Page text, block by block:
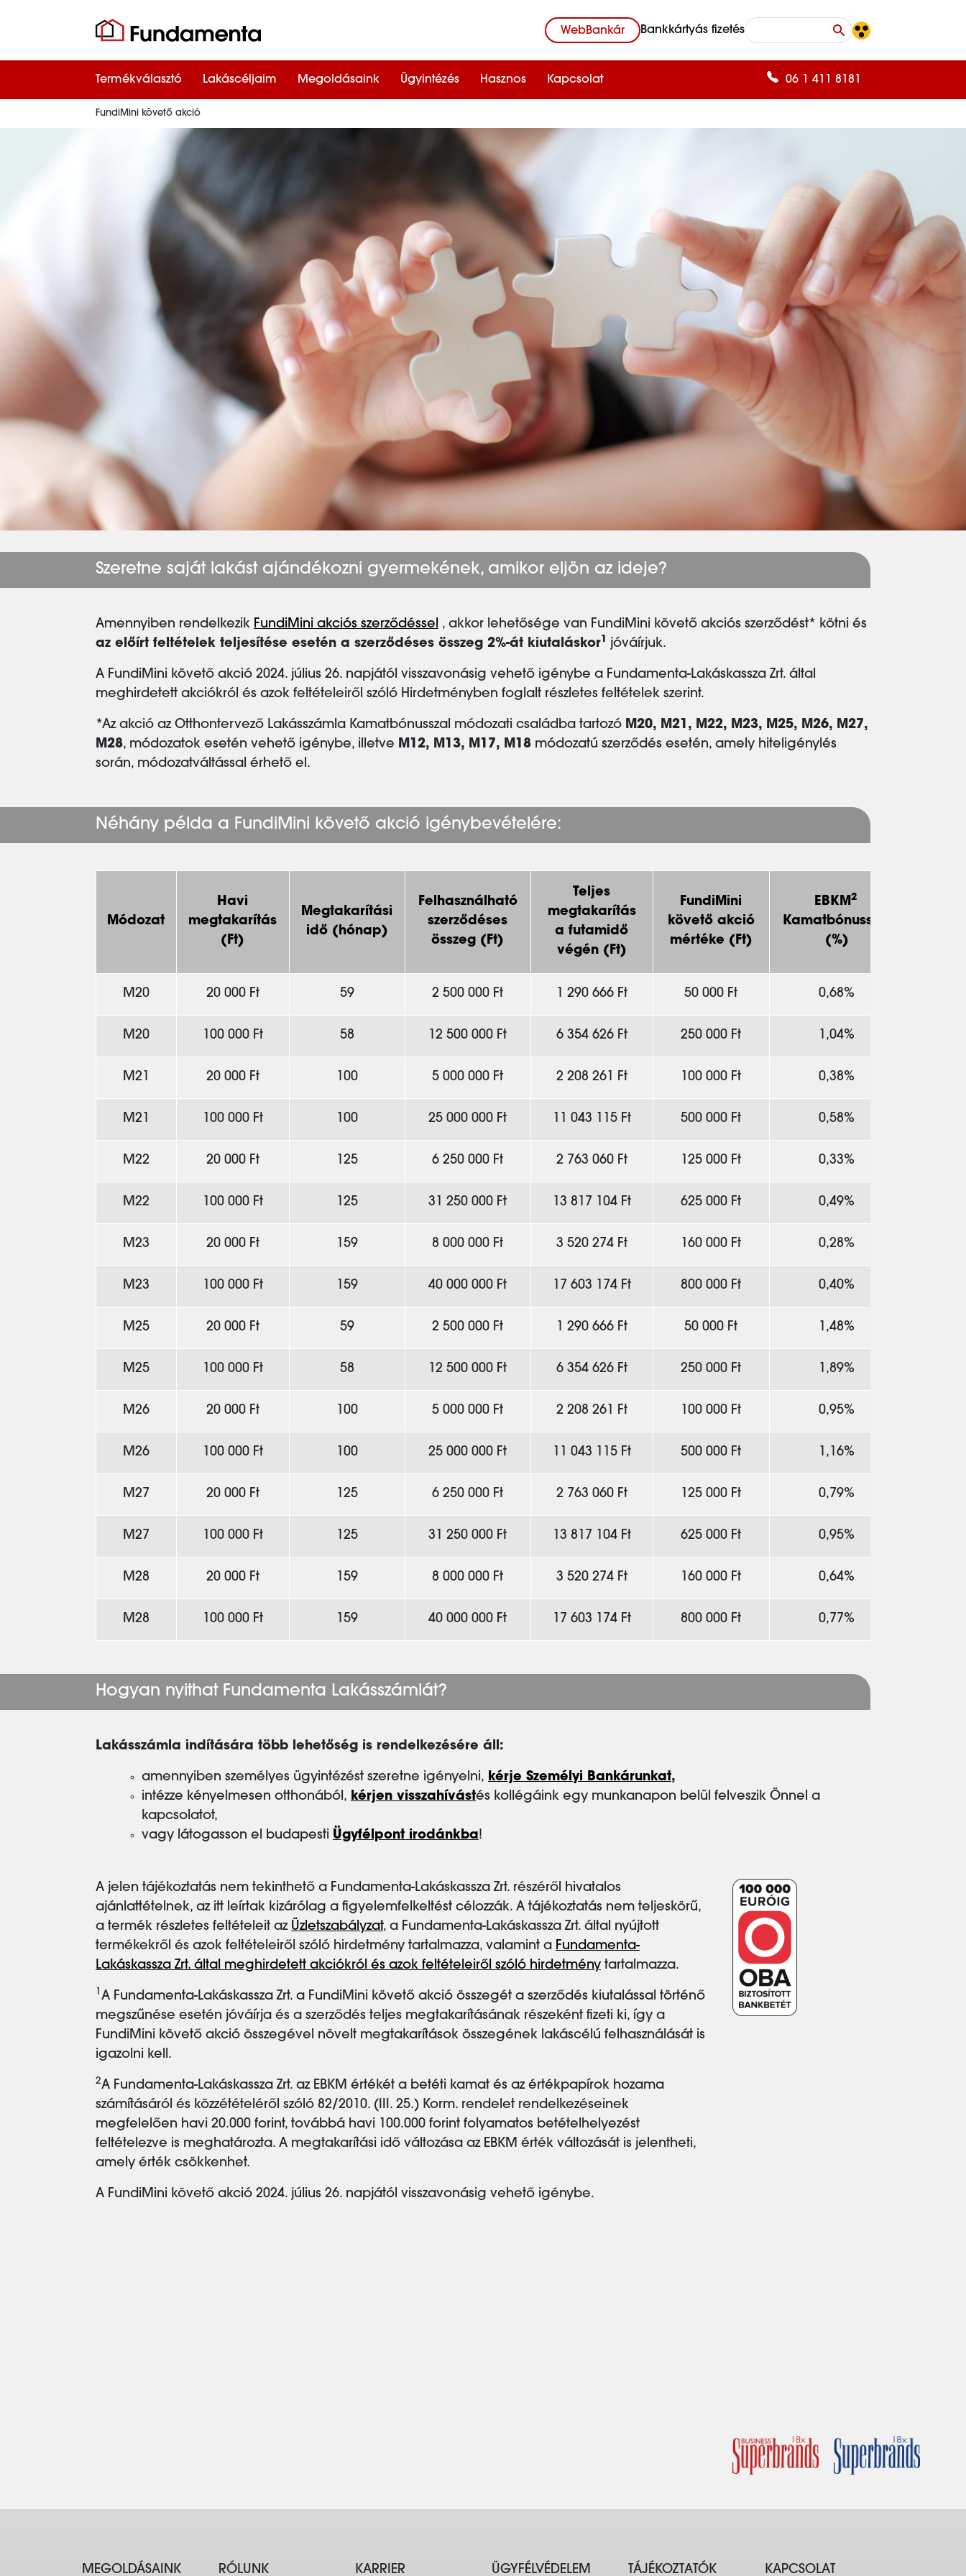
WebBankár Bankkártyás fizetés
Termékválasztó Lakáscéljaim Megoldásaink Ügyintézés Hasznos Kapcsolat 06 1 411 8181
FundiMini követő akció
Szeretne saját lakást ajándékozni gyermekének, amikor eljön az ideje?
Amennyiben rendelkezik FundiMini akciós szerződéssel , akkor lehetősége van FundiMini követő akciós szerződést* kötni és
az előírt feltételek teljesítése esetén a szerződéses összeg 2%-át kiutaláskor1 jóváírjuk.
A FundiMini követő akció 2024. július 26. napjától visszavonásig vehető igénybe a Fundamenta-Lakáskassza Zrt. által
meghirdetett akciókról és azok feltételeiről szóló Hirdetményben foglalt részletes feltételek szerint.
*Az akció az Otthontervező Lakásszámla Kamatbónusszal módozati családba tartozó M20, M21, M22, M23, M25, M26, M27,
M28, módozatok esetén vehető igénybe, illetve M12, M13, M17, M18módozatú szerződés esetén, amely hiteligénylés
során, módozatváltással érhető el.
Néhány példa a FundiMini követő akció igénybevételére:
Módozat
Havi
megtakarítás
(Ft)
Megtakarítási
idő (hónap)
Felhasználható
szerződéses
összeg (Ft)
Teljes
megtakarítás
a futamidő
végén (Ft)
FundiMini
követő akció
mértéke (Ft)
EBKM2
Kamatbónusszal
(%)
M20 20 000 Ft 59 2 500 000 Ft 1 290 666 Ft 50 000 Ft 0,68%
M20 100 000 Ft 58 12 500 000 Ft 6 354 626 Ft 250 000 Ft 1,04%
M21 20 000 Ft 100 5 000 000 Ft 2 208 261 Ft 100 000 Ft 0,38%
M21 100 000 Ft 100 25 000 000 Ft 11 043 115 Ft 500 000 Ft 0,58%
M22 20 000 Ft 125 6 250 000 Ft 2 763 060 Ft 125 000 Ft 0,33%
M22 100 000 Ft 125 31 250 000 Ft 13 817 104 Ft 625 000 Ft 0,49%
M23 20 000 Ft 159 8 000 000 Ft 3 520 274 Ft 160 000 Ft 0,28%
M23 100 000 Ft 159 40 000 000 Ft 17 603 174 Ft 800 000 Ft 0,40%
M25 20 000 Ft 59 2 500 000 Ft 1 290 666 Ft 50 000 Ft 1,48%
M25 100 000 Ft 58 12 500 000 Ft 6 354 626 Ft 250 000 Ft 1,89%
M26 20 000 Ft 100 5 000 000 Ft 2 208 261 Ft 100 000 Ft 0,95%
M26 100 000 Ft 100 25 000 000 Ft 11 043 115 Ft 500 000 Ft 1,16%
M27 20 000 Ft 125 6 250 000 Ft 2 763 060 Ft 125 000 Ft 0,79%
M27 100 000 Ft 125 31 250 000 Ft 13 817 104 Ft 625 000 Ft 0,95%
M28 20 000 Ft 159 8 000 000 Ft 3 520 274 Ft 160 000 Ft 0,64%
M28 100 000 Ft 159 40 000 000 Ft 17 603 174 Ft 800 000 Ft 0,77%
Hogyan nyithat Fundamenta Lakásszámlát?
Lakásszámla indítására több lehetőség is rendelkezésére áll:
amennyiben személyes ügyintézést szeretne igényelni, kérje Személyi Bankárunkat,
intézze kényelmesen otthonából, kérjen visszahívástés kollégáink egy munkanapon belül felveszik Önnel a
kapcsolatot,
vagy látogasson el budapesti Ügyfélpont irodánkba!
A jelen tájékoztatás nem tekinthető a Fundamenta-Lakáskassza Zrt. részéről hivatalos
ajánlattételnek, az itt leírtak kizárólag a figyelemfelkeltést célozzák. A tájékoztatás nem teljeskörű,
a termék részletes feltételeit az Üzletszabályzat, a Fundamenta-Lakáskassza Zrt. által nyújtott
termékekről és azok feltételeiről szóló hirdetmény tartalmazza, valamint a Fundamenta-
Lakáskassza Zrt. által meghirdetett akciókról és azok feltételeiről szóló hirdetménytartalmazza.
1 A Fundamenta-Lakáskassza Zrt. a FundiMini követő akció összegét a szerződés kiutalással történő
megszűnése esetén jóváírja és a szerződés teljes megtakarításának részeként fizeti ki, így a
FundiMini követő akció összegével növelt megtakarítások összegének lakáscélú felhasználását is
igazolni kell.
2A Fundamenta-Lakáskassza Zrt. az EBKM értékét a betéti kamat és az értékpapírok hozama
számításáról és közzétételéről szóló 82/2010. (III. 25.) Korm. rendelet rendelkezéseinek
megfelelően havi 20.000 forint, továbbá havi 100.000 forint folyamatos betételhelyezést
feltételezve is meghatározta. A megtakarítási idő változása az EBKM érték változását is jelentheti,
amely érték csökkenhet.
A FundiMini követő akció 2024. július 26. napjától visszavonásig vehető igénybe.
MEGOLDÁSAINK RÓLUNK KARRIER ÜGYFÉLVÉDELEM TÁJÉKOZTATÓK KAPCSOLAT